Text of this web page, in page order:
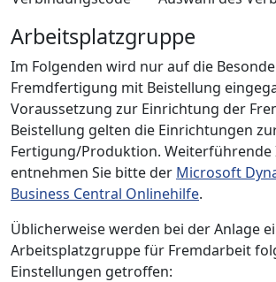
Arbeitsplatzgruppe
Im Folgenden wird nur auf die
Fremdfertigung mit Beistellung
Voraussetzung zur Einrichtung der
Beistellung gelten die Einrichtungen
Fertigung/Produktion.
entnehmen Sie bitte der Microsoft
Business Central Onlinehilfe.
Üblicherweise werden bei der Anlage
Arbeitsplatzgruppe für Fremdarbeit
Einstellungen getroffen: